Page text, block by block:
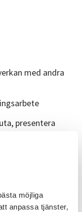
möjliga
anpassa tjänster,
med andra
presentera